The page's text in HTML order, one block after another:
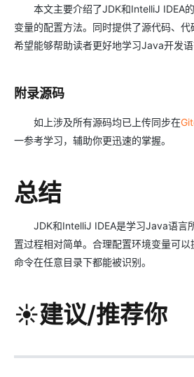
本文主要介绍了JDK和IntelliJ IDEA的
变量的配置方法。同时提供了源代码、代
希望能够帮助读者更好地学习Java开发语
附录源码
如上涉及所有源码均已上传同步在
一参考学习，辅助你更迅速的掌握。
总结
JDK和IntelliJ IDEA是学习Java语言
置过程相对简单。合理配置环境变量可
命令在任意目录下都能被识别。
☀️建议/推荐你